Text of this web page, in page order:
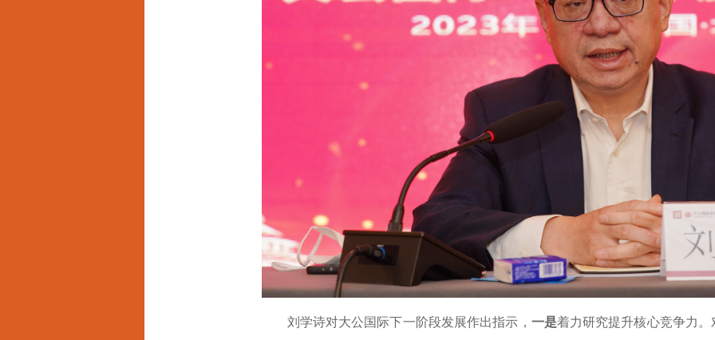
刘学诗对大公国际下一阶段发展作出指示， 一是着力研究提升核心竞争力